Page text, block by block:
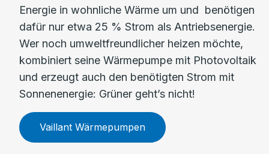
Energie in wohnliche Wärme um und benötigen
dafür nur etwa 25 % Strom als Antriebsenergie.
Wer noch umweltfreundlicher heizen möchte,
kombiniert seine Wärmepumpe mit Photovoltaik
und erzeugt auch den benötigten Strom mit
Sonnenenergie: Grüner geht’s nicht!
Vaillant Wärmepumpen